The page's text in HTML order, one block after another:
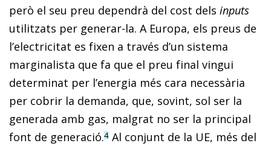
però el seu preu dependrà del cost dels inputs
utilitzats per generar-la. A Europa, els preus de
l’electricitat es fixen a través d’un sistema
marginalista que fa que el preu final vingui
determinat per l’energia més cara necessària
per cobrir la demanda, que, sovint, sol ser la
generada amb gas, malgrat no ser la principal
font de generació.4 Al conjunt de la UE, més del